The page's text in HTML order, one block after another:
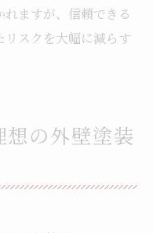
ますが、信頼できる
スクを大幅に減らす
の外壁塗装